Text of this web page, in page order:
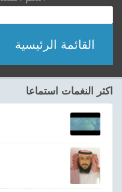
القائمة الرئيسية
مؤديين
شعر
اناشيد
ادعية
اكثر النغمات استماعا